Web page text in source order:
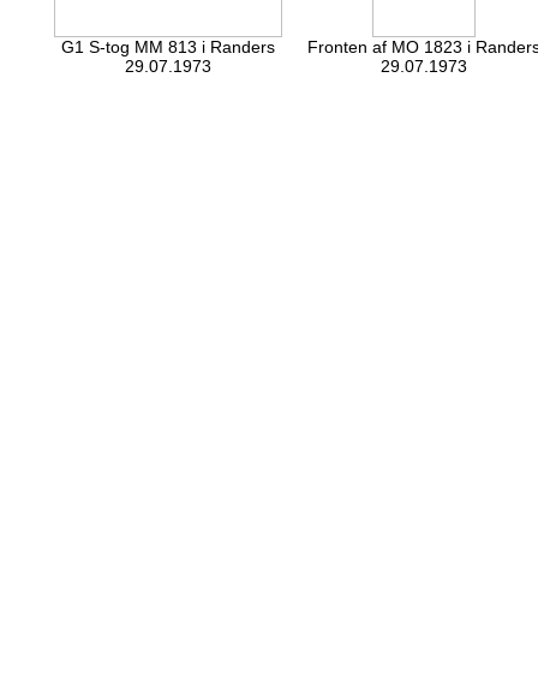
G1 S-tog MM 813 i Randers
29.07.1973
Fronten af MO 1823 i
29.07.1973